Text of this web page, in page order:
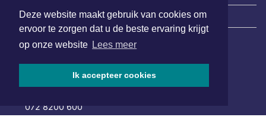
Deze website maakt gebruik van cookies om
ervoor te zorgen dat u de beste ervaring krijgt
op onze website Lees meer
Ik accepteer cookies
| Nieuws | Sport | Evenementen
van Benthuizenlaan 1
1701 BZ Heerhugowaard
072 8200 600